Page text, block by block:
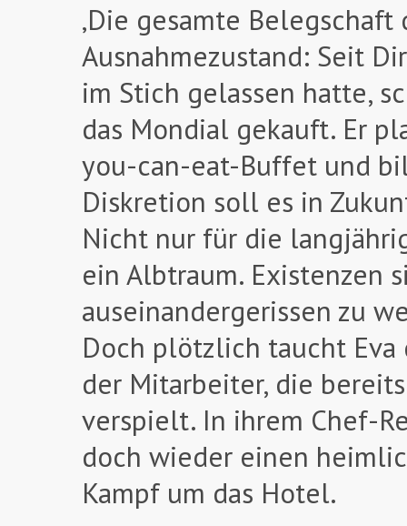
‚Die gesamte
Ausnahmezustand: Seit
im Stich gelassen hatte,
das Mondial gekauft. Er
you-can-eat-Buffet und
Diskretion soll es in
Nicht nur für die
ein Albtraum. Existenzen
auseinandergerissen zu
Doch plötzlich taucht Eva
der Mitarbeiter, die
verspielt. In ihrem Chef-
doch wieder einen
Kampf um das Hotel.